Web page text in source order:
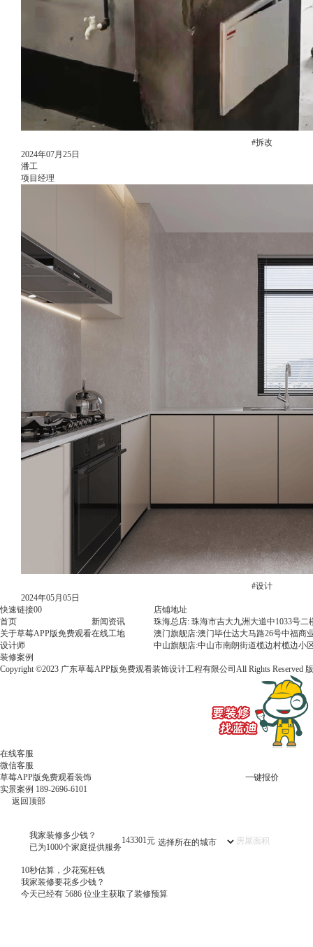
#拆改
2024年07月25日
潘工
项目经理
#设计
2024年05月05日
快速链接00
首页
关于草莓APP版免费观看
设计师
装修案例
新闻资讯
在线工地
店铺地址
珠海总店: 珠海市吉大九洲大道中1033号二
澳门旗舰店:澳门毕仕达大马路26号中福商
中山旗舰店:中山市南朗街道榄边村榄边小
Copyright ©2023 广东草莓APP版免费观看装饰设计工程有限公司All Rights Reserved
在线客服
微信客服
草莓APP版免费观看装饰
一键报价
实景案例 189-2696-6101
返回顶部
我家装修多少钱？
已为1000个家庭提供服务
143301元
10秒估算，少花冤枉钱
我家装修要花多少钱？
今天已经有 5686 位业主获取了装修预算